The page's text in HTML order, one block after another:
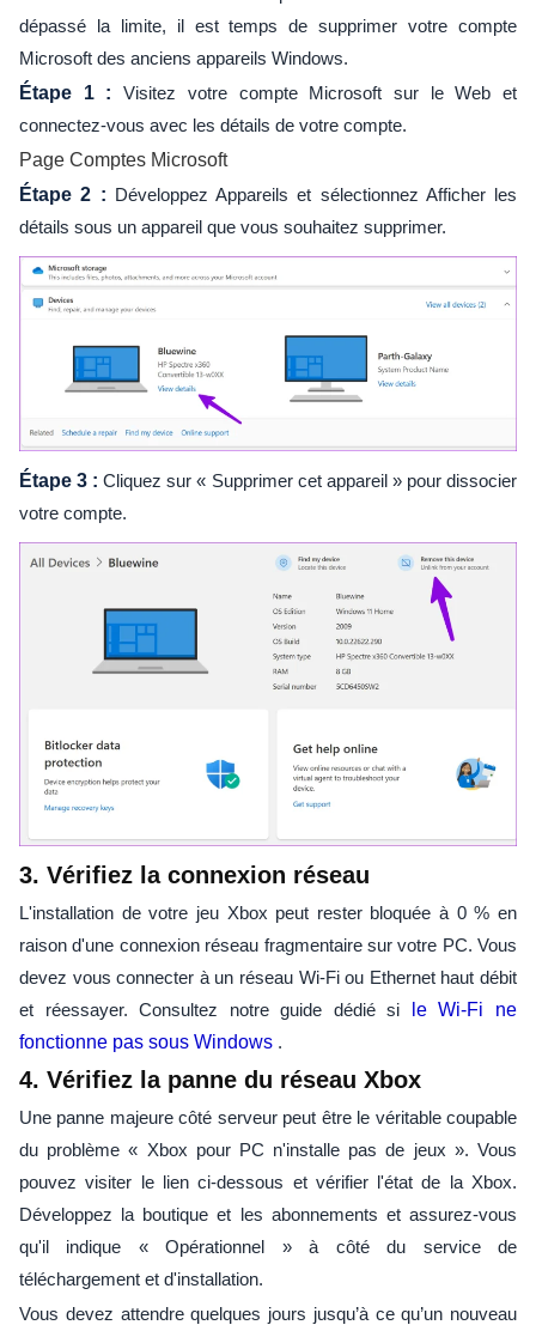
dépassé la limite, il est temps de supprimer votre compte
Microsoft des anciens appareils Windows.
Étape 1 : Visitez votre compte Microsoft sur le Web et
connectez-vous avec les détails de votre compte.
Page Comptes Microsoft
Étape 2 : Développez Appareils et sélectionnez Afficher les
détails sous un appareil que vous souhaitez supprimer.
Étape 3 : Cliquez sur « Supprimer cet appareil » pour dissocier
votre compte.
3. Vérifiez la connexion réseau
L'installation de votre jeu Xbox peut rester bloquée à 0 % en
raison d'une connexion réseau fragmentaire sur votre PC. Vous
devez vous connecter à un réseau Wi-Fi ou Ethernet haut débit
et réessayer. Consultez notre guide dédié si
le Wi-Fi ne
fonctionne pas sous Windows .
4. Vérifiez la panne du réseau Xbox
Une panne majeure côté serveur peut être le véritable coupable
du problème « Xbox pour PC n'installe pas de jeux ». Vous
pouvez visiter le lien ci-dessous et vérifier l'état de la Xbox.
Développez la boutique et les abonnements et assurez-vous
qu'il indique « Opérationnel » à côté du service de
téléchargement et d'installation.
Vous devez attendre quelques jours jusqu’à ce qu’un nouveau